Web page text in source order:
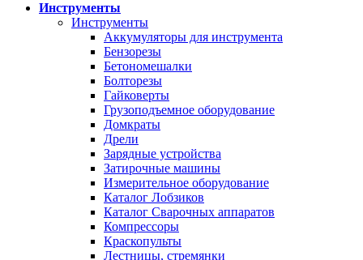
Инструменты
Инструменты
Аккумуляторы для инструмента
Бензорезы
Бетономешалки
Болторезы
Гайковерты
Грузоподъемное оборудование
Домкраты
Дрели
Зарядные устройства
Затирочные машины
Измерительное оборудование
Каталог Лобзиков
Каталог Сварочных аппаратов
Компрессоры
Краскопульты
Лестницы, стремянки